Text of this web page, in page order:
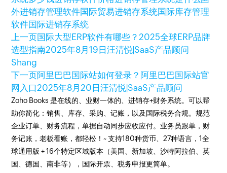
外进销存管理软件国际贸易进销存系统国际库存管理
软件国际进销存系统
上一页国际大型ERP软件有哪些？2025全球ERP品牌
选型指南2025年8月19日汪清悦|SaaS产品顾问
Shang
下一页阿里巴巴国际站如何登录？阿里巴巴国际站官
网入口2025年8月20日汪清悦|SaaS产品顾问
Zoho Books 是在线的、业财一体的、进销存+财务系统。可以帮
助你简化：销售、库存、采购、记账，以及国际税务合规。规范
企业订单、财务流程，单据自动同步应收应付。业务员跟单，财
务记账，老板看账，都轻松！~ 支持180种货币、27种语言，1全
球通用版 + 16个特定区域版本（美国、新加坡、沙特阿拉伯、英
国、德国、南非等），国际开票、税务申报更简单。